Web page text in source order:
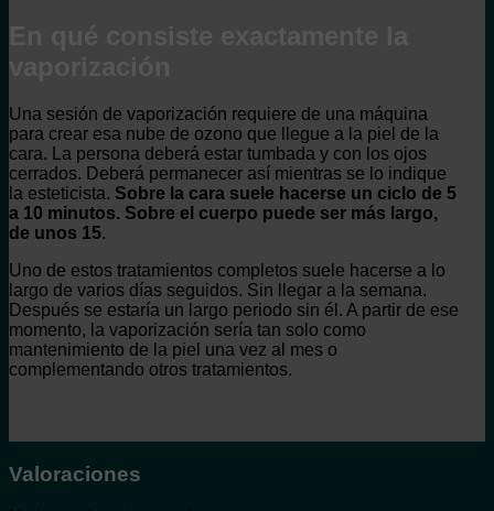
Una sesión de vaporización requiere de una máquina
para crear esa nube de ozono que llegue a la piel de la
cara. La persona deberá estar tumbada y con los ojos
cerrados. Deberá permanecer así mientras se lo indique
la esteticista. Sobre la cara suele hacerse un ciclo de 5
a 10 minutos. Sobre el cuerpo puede ser más largo,
de unos 15.
Uno de estos tratamientos completos suele hacerse a lo
largo de varios días seguidos. Sin llegar a la semana.
Después se estaría un largo periodo sin él. A partir de ese
momento, la vaporización sería tan solo como
mantenimiento de la piel una vez al mes o
complementando otros tratamientos.
Valoraciones